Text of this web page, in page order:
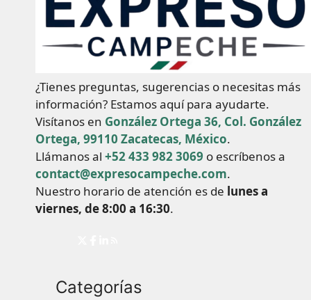
¿Tienes preguntas, sugerencias o necesitas más
información? Estamos aquí para ayudarte.
Visítanos en González Ortega 36, Col. González
Ortega, 99110 Zacatecas, México.
Llámanos al +52 433 982 3069 o escríbenos a
contact@expresocampeche.com.
Nuestro horario de atención es de lunes a
viernes, de 8:00 a 16:30.
Categorías